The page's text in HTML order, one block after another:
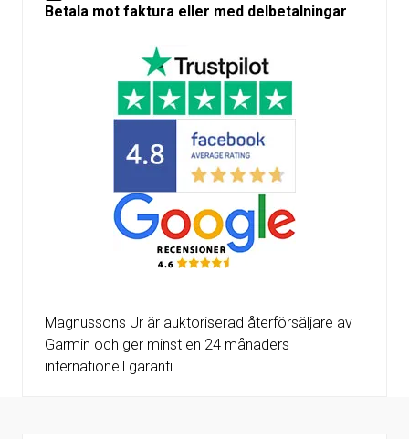
Betala mot faktura eller med delbetalningar
Magnussons Ur är auktoriserad återförsäljare av
Garmin och ger minst en 24 månaders
internationell garanti.